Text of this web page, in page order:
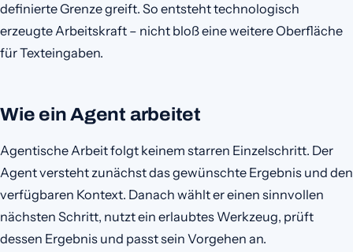
definierte Grenze greift. So entsteht technologisch
erzeugte Arbeitskraft – nicht bloß eine weitere Oberfläche
für Texteingaben.
Wie ein Agent arbeitet
Agentische Arbeit folgt keinem starren Einzelschritt. Der
Agent versteht zunächst das gewünschte Ergebnis und den
verfügbaren Kontext. Danach wählt er einen sinnvollen
nächsten Schritt, nutzt ein erlaubtes Werkzeug, prüft
dessen Ergebnis und passt sein Vorgehen an.